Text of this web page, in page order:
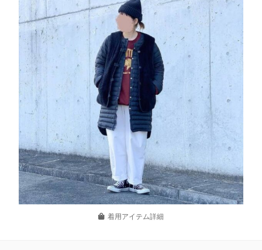
着用アイテム詳細